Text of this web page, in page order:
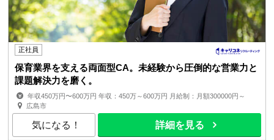
正社員
保育業界を支える両面型CA。未経験から圧倒的な営業力と
課題解決力を磨く。
年収450万円〜600万円 年収：450万～600万円 月給制：月額300000円～
賞与：年2回（6月・12月） 昇給：給与改定：年2回（4月...
広島市
気になる！ 詳細を見る